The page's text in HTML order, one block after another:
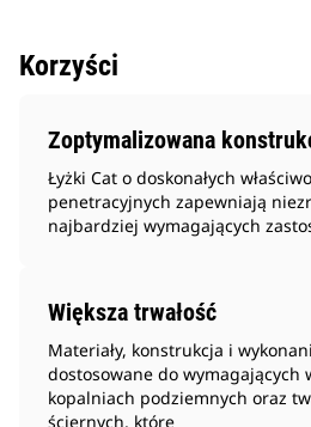
Korzyści
Zoptymalizowana
Łyżki Cat o doskonałych
penetracyjnych zapewniają
najbardziej wymagających
Większa trwałość
Materiały, konstrukcja i
dostosowane do wymagających
kopalniach podziemnych oraz
ściernych, które